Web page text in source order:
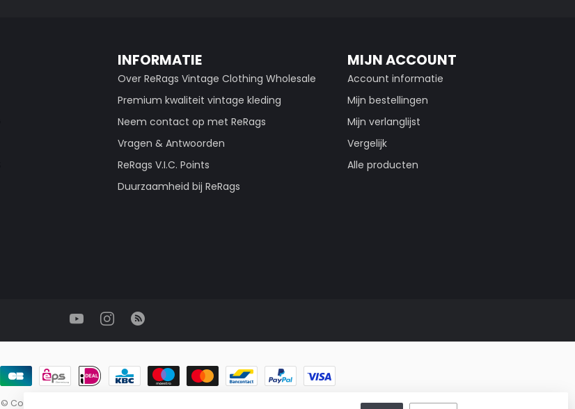
INFORMATIE
Over ReRags Vintage Clothing Wholesale
Premium kwaliteit vintage kleding
Neem contact op met ReRags
Vragen & Antwoorden
ReRags V.I.C. Points
Duurzaamheid bij ReRags
MIJN ACCOUNT
Account informatie
Mijn bestellingen
Mijn verlanglijst
Vergelijk
Alle producten
© Copyright 2026 ReRags Vintage Groothandel